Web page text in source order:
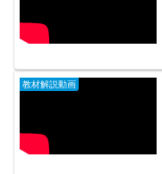
教材解説動画